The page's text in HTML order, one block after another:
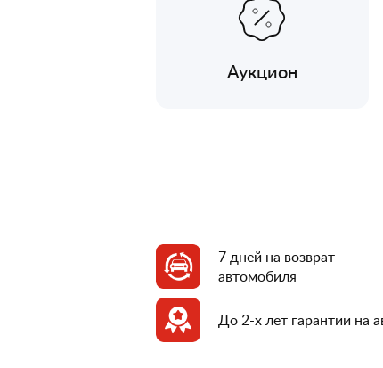
Аукцион
7 дней на возврат
автомобиля
До 2-х лет гарантии на